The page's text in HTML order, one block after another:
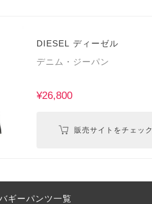
DIESEL ディーゼル
デニム・ジーパン
¥26,800
販売サイトをチェック
ギーパンツ一覧